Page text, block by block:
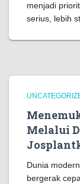
menjadi
serius, lebih
Melalui
Dunia
bergerak